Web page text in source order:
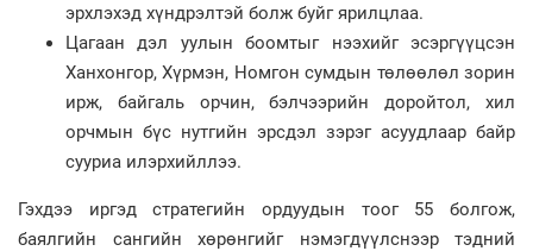
эрхлэхэд хүндрэлтэй болж буйг ярилцлаа.
Цагаан дэл уулын боомтыг нээхийг эсэргүүцсэн
Ханхонгор, Хүрмэн, Номгон сумдын төлөөлөл зорин
ирж, байгаль орчин, бэлчээрийн доройтол, хил
орчмын бүс нутгийн эрсдэл зэрэг асуудлаар байр
сууриа илэрхийллээ.
Гэхдээ иргэд стратегийн ордуудын тоог 55 болгож,
баялгийн сангийн хөрөнгийг нэмэгдүүлснээр тэдний